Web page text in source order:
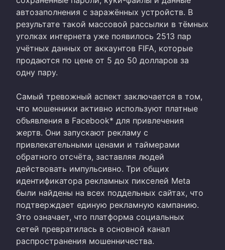
автозаполнения с заражённых устройств. В
результате такой массовой рассылки в тёмных
уголках интернета уже появилось 2513 пар
учётных данных от аккаунтов FIFA, которые
продаются по цене от 5 до 50 долларов за
одну пару.
Самый тревожный аспект заключается в том,
что мошенники активно используют платные
объявления в Facebook* для привлечения
жертв. Они запускают рекламу с
привлекательными ценами и таймерами
обратного отсчёта, заставляя людей
действовать импульсивно. Три общих
идентификатора рекламных пикселей Meta
были найдены на всех поддельных сайтах, что
подтверждает единую рекламную кампанию.
Это означает, что платформа социальных
сетей превратилась в основной канал
распространения мошенничества.